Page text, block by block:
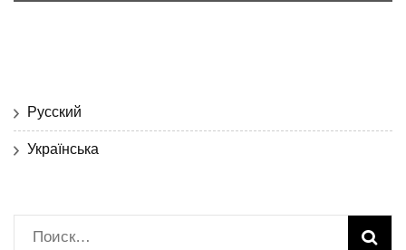
Русский
Українська
Найти: